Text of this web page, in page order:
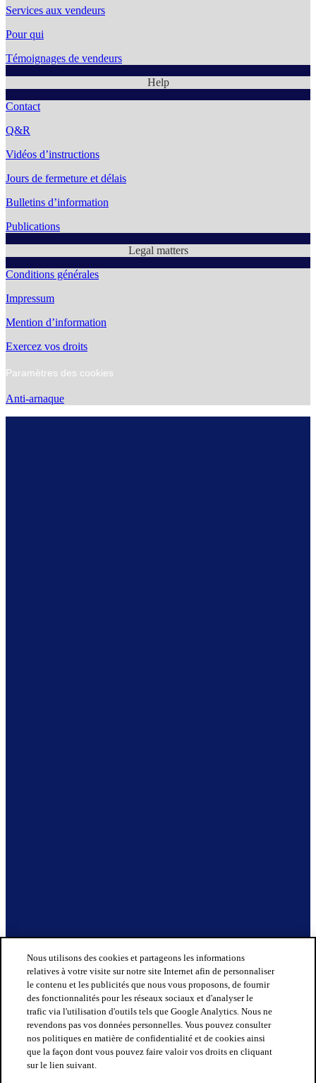
Services aux vendeurs
Pour qui
Témoignages de vendeurs
Help
Contact
Q&R
Vidéos d’instructions
Jours de fermeture et délais
Bulletins d’information
Publications
Legal matters
Conditions générales
Impressum
Mention d’information
Exercez vos droits
Paramètres des cookies
Anti-arnaque
Nous utilisons des cookies et partageons les informations
relatives à votre visite sur notre site Internet afin de personnaliser
le contenu et les publicités que nous vous proposons, de fournir
des fonctionnalités pour les réseaux sociaux et d'analyser le
trafic via l'utilisation d'outils tels que Google Analytics. Nous ne
revendons pas vos données personnelles. Vous pouvez consulter
nos politiques en matière de confidentialité et de cookies ainsi
que la façon dont vous pouvez faire valoir vos droits en cliquant
sur le lien suivant.